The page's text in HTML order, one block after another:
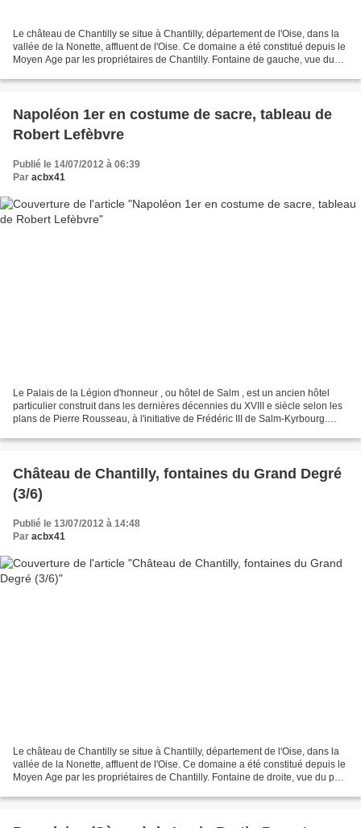
Le château de Chantilly se situe à Chantilly, département de l'Oise, dans la
vallée de la Nonette, affluent de l'Oise. Ce domaine a été constitué depuis le
Moyen Age par les propriétaires de Chantilly. Fontaine de gauche, vue du
Napoléon 1er en costume de sacre, tableau de
Robert Lefèbvre
Publié le 14/07/2012 à 06:39
Par acbx41
Le Palais de la Légion d'honneur , ou hôtel de Salm , est un ancien hôtel
particulier construit dans les dernières décennies du XVIII e siècle selon les
plans de Pierre Rousseau, à l'initiative de Frédéric III de Salm-Kyrbourg.
Château de Chantilly, fontaines du Grand Degré
(3/6)
Publié le 13/07/2012 à 14:48
Par acbx41
Le château de Chantilly se situe à Chantilly, département de l'Oise, dans la
vallée de la Nonette, affluent de l'Oise. Ce domaine a été constitué depuis le
Moyen Age par les propriétaires de Chantilly. Fontaine de droite, vue du parc